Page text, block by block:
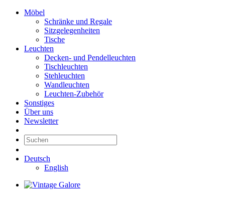
Möbel
Schränke und Regale
Sitzgelegenheiten
Tische
Leuchten
Decken- und Pendelleuchten
Tischleuchten
Stehleuchten
Wandleuchten
Leuchten-Zubehör
Sonstiges
Über uns
Newsletter
Deutsch
English